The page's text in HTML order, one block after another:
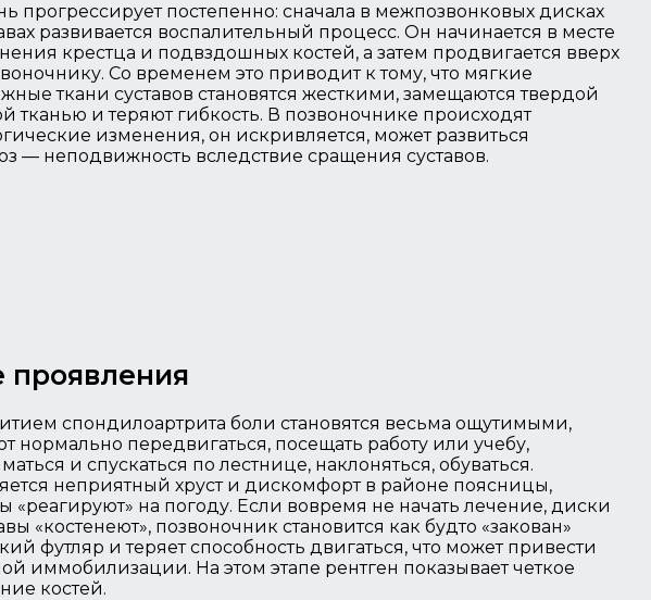
прогрессирует постепенно: сначала в межпозвонковых дисках
развивается воспалительный процесс. Он начинается в месте
крестца и подвздошных костей, а затем продвигается вверх
Со временем это приводит к тому, что мягкие
ткани суставов становятся жесткими, замещаются твердой
тканью и теряют гибкость. В позвоночнике происходят
изменения, он искривляется, может развиться
— неподвижность вследствие сращения суставов.
проявления
спондилоартрита боли становятся весьма ощутимыми,
нормально передвигаться, посещать работу или учебу,
и спускаться по лестнице, наклоняться, обуваться.
неприятный хруст и дискомфорт в районе поясницы,
«реагируют» на погоду. Если вовремя не начать лечение, диски
«костенеют», позвоночник становится как будто «закован»
футляр и теряет способность двигаться, что может привести
иммобилизации. На этом этапе рентген показывает четкое
костей.